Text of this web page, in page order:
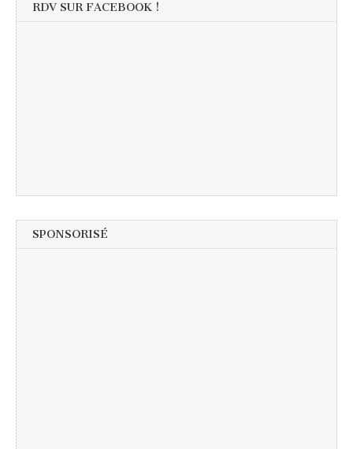
RDV SUR FACEBOOK !
SPONSORISÉ